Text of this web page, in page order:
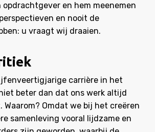
en hem meenemen
en nooit de
u vraagt wij draaien.
carrière in het
beter dan dat ons werk altijd
Waarom? Omdat we bij het creëren
samenleving vooral lijdzame en